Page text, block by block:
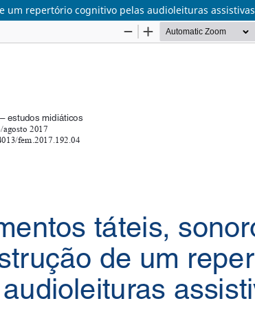
um repertório cognitivo pelas audioleituras assistivas